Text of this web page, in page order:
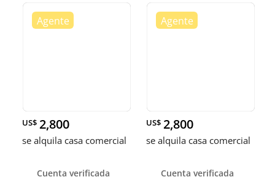
US$ 2,800
se alquila casa comercial
Cuenta verificada
US$ 2,800
se alquila casa comercial
Cuenta verificada